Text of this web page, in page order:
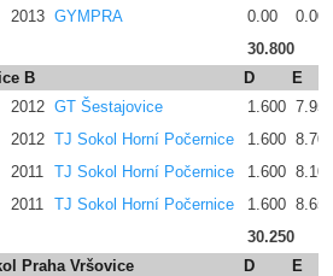
2013 GYMPRA 0.00
0.00
30.800
B D
E
2012 GT Šestajovice 1.600 7.950
2012 TJ Sokol Horní Počernice 1.600 8.700
2011 TJ Sokol Horní Počernice 1.600 8.100
2011 TJ Sokol Horní Počernice 1.600 8.650
30.250
Praha Vršovice D
E